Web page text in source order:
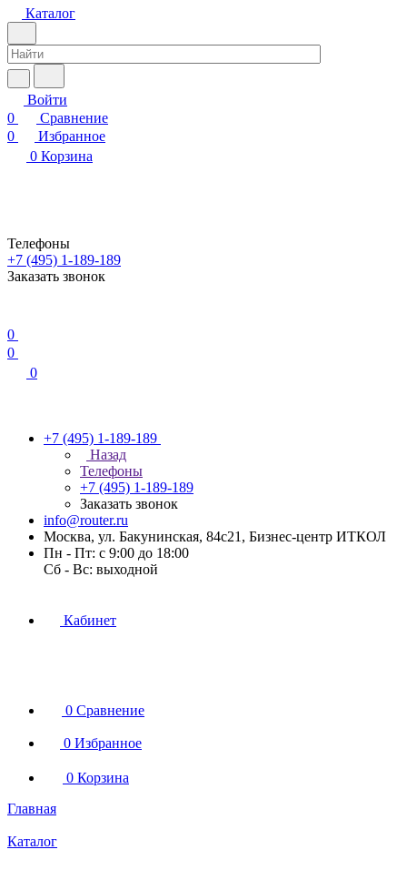
Каталог
Войти
0
Сравнение
0
Избранное
0 Корзина
Телефоны
+7 (495) 1-189-189
Заказать звонок
0
0
0
+7 (495) 1-189-189
Назад
Телефоны
+7 (495) 1-189-189
Заказать звонок
info@router.ru
Москва, ул. Бакунинская, 84с21, Бизнес-центр ИТКОЛ
Пн - Пт: с 9:00 до 18:00
Cб - Вс: выходной
Кабинет
0 Сравнение
0 Избранное
0 Корзина
Главная
Каталог